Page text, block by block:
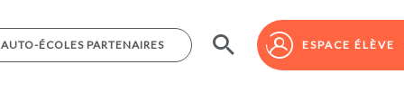
AUTO-ÉCOLES PARTENAIRES ESPACE ÉLÈVE
AUTO-ÉCOLES PARTENAIRES ESPACE ÉLÈVE